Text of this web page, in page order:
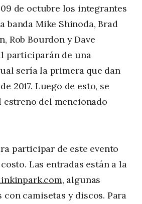
de octubre los integrantes
banda Mike Shinoda, Brad
Rob Bourdon y Dave
participarán de una
sería la primera que dan
2017. Luego de esto, se
estreno del mencionado
participar de este evento
Las entradas están a la
, algunas
camisetas y discos. Para